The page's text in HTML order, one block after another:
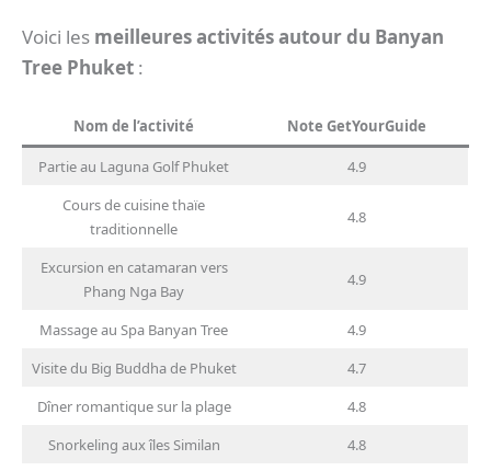
Voici les meilleures activités autour du Banyan
Tree Phuket :
Nom de l’activité Note GetYourGuide
Partie au Laguna Golf Phuket
4.9
Cours de cuisine thaïe
traditionnelle
4.8
Excursion en catamaran vers
Phang Nga Bay
4.9
Massage au Spa Banyan Tree
4.9
Visite du Big Buddha de Phuket
4.7
Dîner romantique sur la plage
4.8
Snorkeling aux îles Similan
4.8